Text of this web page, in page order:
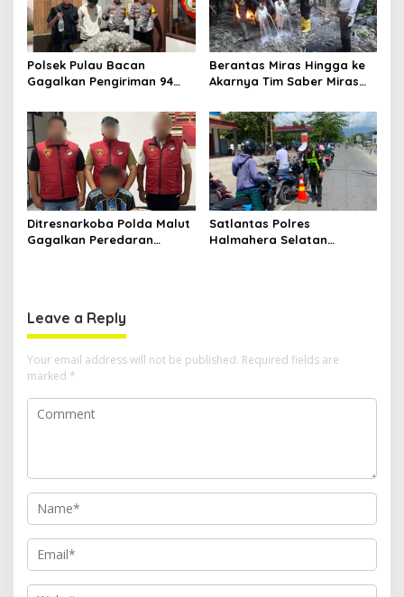
Polsek Pulau Bacan
Gagalkan Pengiriman 94
Tikus di Pelabuhan Kupal
Berantas Miras Hingga ke
Akarnya Tim Saber Miras
Bongkar Penyulingan Cap
Tikus Aktif
Ditresnarkoba Polda Malut
Gagalkan Peredaran
Satlantas Polres
Halmahera Selatan
Leave a Reply
Your email address will not be published. Required fields are
marked *